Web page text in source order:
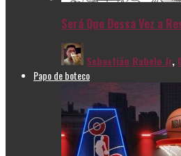
Será Que Dessa Vez a
Sebastião Rabelo Jr,
Papo de boteco